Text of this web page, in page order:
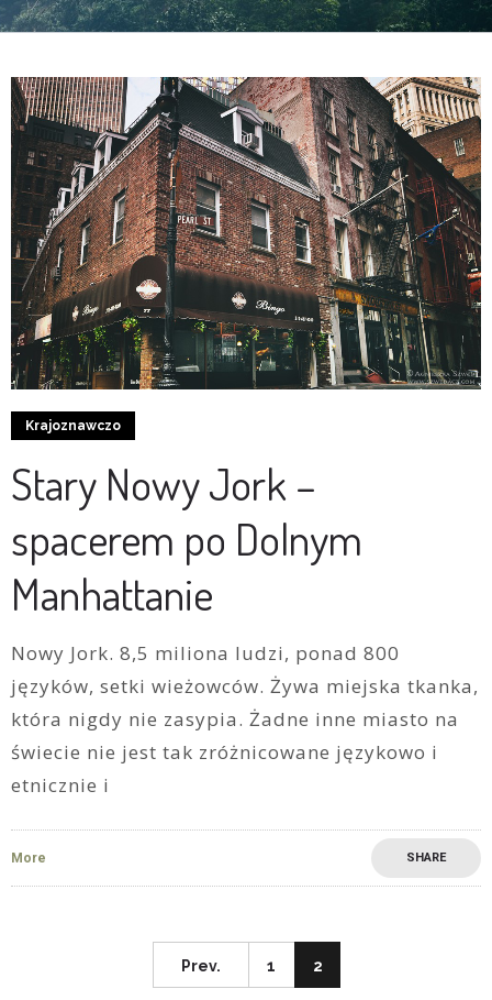
Krajoznawczo
Stary Nowy Jork –
spacerem po Dolnym
Manhattanie
Nowy Jork. 8,5 miliona ludzi, ponad 800
języków, setki wieżowców. Żywa miejska tkanka,
która nigdy nie zasypia. Żadne inne miasto na
świecie nie jest tak zróżnicowane językowo i
etnicznie i
More SHARE
Prev. 1 2